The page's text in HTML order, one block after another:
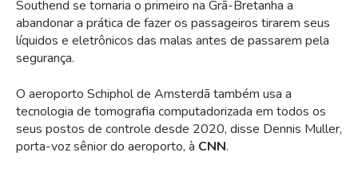
Southend se tornaria o primeiro na Grã-Bretanha a
abandonar a prática de fazer os passageiros tirarem seus
líquidos e eletrônicos das malas antes de passarem pela
segurança.
O aeroporto Schiphol de Amsterdã também usa a
tecnologia de tomografia computadorizada em todos os
seus postos de controle desde 2020, disse Dennis Muller,
porta-voz sênior do aeroporto, à CNN.